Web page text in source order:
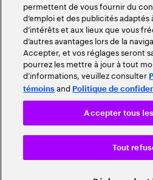
permettent de vous fournir du
d’emploi et des publicités adaptés
d’intérêts et aux lieux que vous
d’autres avantages lors de la
Accepter, et vos réglages seront
pourrez les mettre à jour à tout
d’informations, veuillez consulter
témoins and Politique de
Tout
Accepter tous